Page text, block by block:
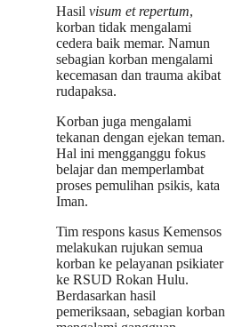
Hasil visum et repertum,
korban tidak mengalami
cedera baik memar. Namun
sebagian korban mengalami
kecemasan dan trauma akibat
rudapaksa.
Korban juga mengalami
tekanan dengan ejekan teman.
Hal ini mengganggu fokus
belajar dan memperlambat
proses pemulihan psikis, kata
Iman.
Tim respons kasus Kemensos
melakukan rujukan semua
korban ke pelayanan psikiater
ke RSUD Rokan Hulu.
Berdasarkan hasil
pemeriksaan, sebagian korban